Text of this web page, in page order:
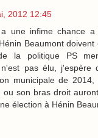
2012 12:45
a une infime chance
Beaumont
la politique PS
n'est pas élu, j'espère
municipale de
ou son bras droit
élection à Hénin